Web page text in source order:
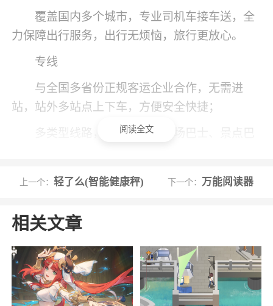
覆盖国内多个城市，专业司机车接车送，全
力保障出行服务，出行无烦恼，旅行更放心。
专线
与全国多省份正规客运企业合作，无需进
站，站外多站点上下车，方便安全快捷；
多类型线路，校园巴士、机场巴士、景点巴
景区门票
订服务，自动推荐热门景点，让您尽情畅游在各
软件特色
1、操作简易APP轻松预约，扫码一秒解锁，
阅读全文
上一个：轻了么(智能健康秤) 下一个： 万能阅读器
相关文章